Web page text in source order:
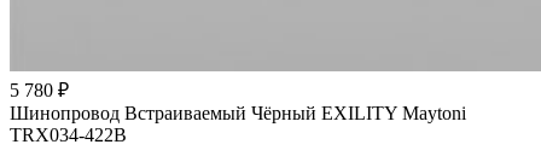
5 780 ₽
Шинопровод Встраиваемый Чёрный EXILITY Maytoni
TRX034-422B